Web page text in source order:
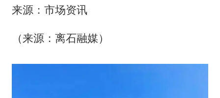
来源：市场资讯
（来源：离石融媒）